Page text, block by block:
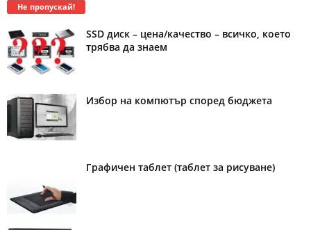
Не пропускай!
SSD диск – цена/качество – всичко, което
трябва да знаем
Избор на компютър според бюджета
Графичен таблет (таблет за рисуване)